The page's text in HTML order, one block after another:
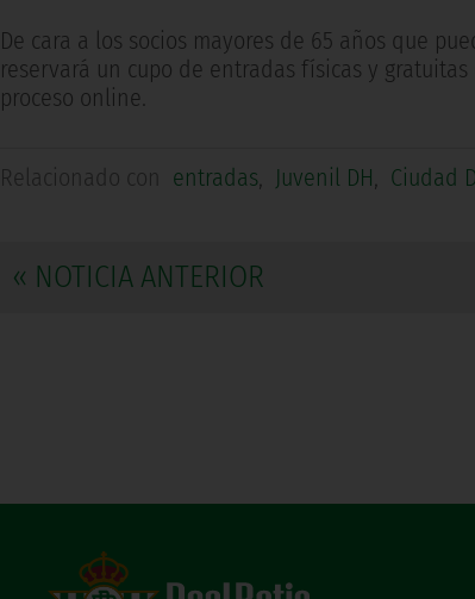
De cara a los socios mayores de 65 años que
reservará un cupo de entradas físicas y
proceso online.
Relacionado con entradas, Juvenil DH, Ciudad
« NOTICIA ANTERIOR